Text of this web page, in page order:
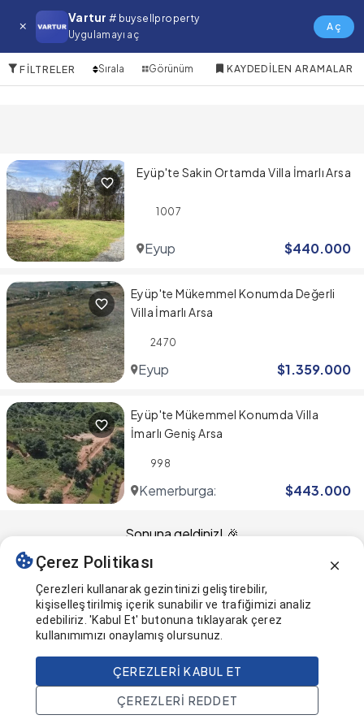
Vartur # buysellproperty
Uygulamayı aç
Aç
Eyup Satılık Arsa
FILTRELER Sırala Görünüm KAYDEDILEN ARAMALAR
Eyüp'te Sakin Ortamda Villa İmarlı Arsa
1007
Eyup $440.000
Eyüp'te Mükemmel Konumda Değerli
Villa İmarlı Arsa
2470
Eyup $1.359.000
Eyüp'te Mükemmel Konumda Villa
İmarlı Geniş Arsa
998
Kemerburgaz $443.000
Sonuna geldiniz! 🎉
Ana Sayfa Ara Projeler Hesap
Çerez Politikası
Çerezleri kullanarak gezintinizi geliştirebilir,
kişiselleştirilmiş içerik sunabilir ve trafiğimizi analiz
edebiliriz. 'Kabul Et' butonuna tıklayarak çerez
kullanımımızı onaylamış olursunuz.
ÇEREZLERI KABUL ET
ÇEREZLERI REDDET